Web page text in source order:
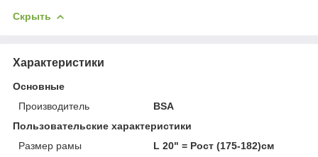
Скрыть
Характеристики
Основные
Производитель
BSA
Пользовательские характеристики
Размер рамы
L 20" = Рост (175-182)см